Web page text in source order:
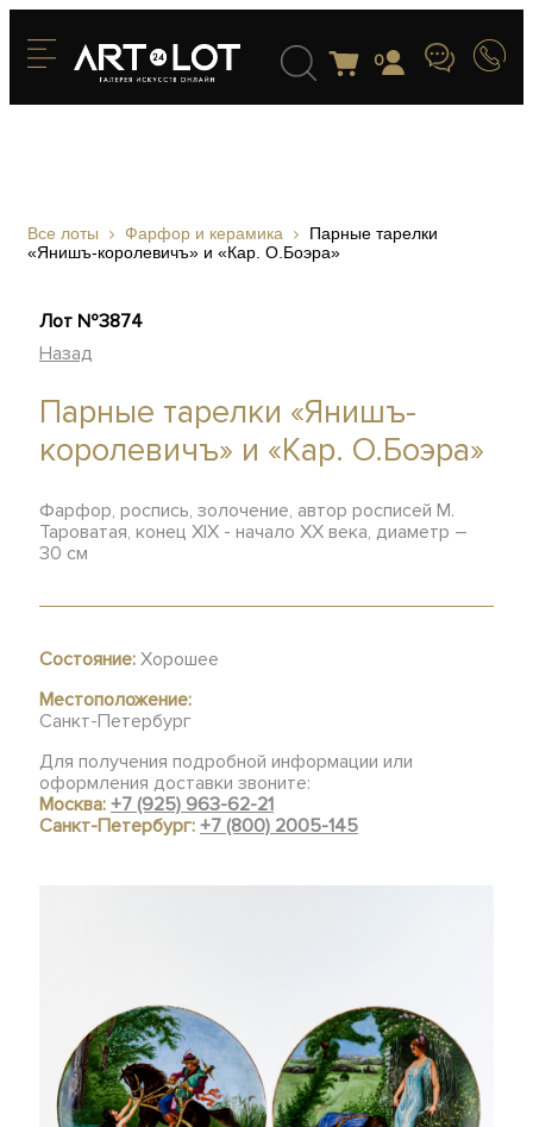
0
Все лоты Фарфор и керамика
Парные тарелки
«Янишъ-королевичъ» и «Кар. О.Боэра»
Лот №3874
Назад
Парные тарелки «Янишъ-
королевичъ» и «Кар. О.Боэра»
Фарфор, роспись, золочение, автор росписей М.
Тароватая, конец XIX - начало XX века, диаметр –
30 см
Состояние: Хорошее
Местоположение:
Санкт-Петербург
Для получения подробной информации или
оформления доставки звоните:
Москва:+7 (925) 963-62-21
Санкт-Петербург:+7 (800) 2005-145